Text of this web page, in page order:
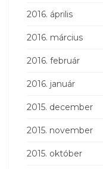
2016. április
2016. március
2016. február
2016. január
2015. december
2015. november
2015. október